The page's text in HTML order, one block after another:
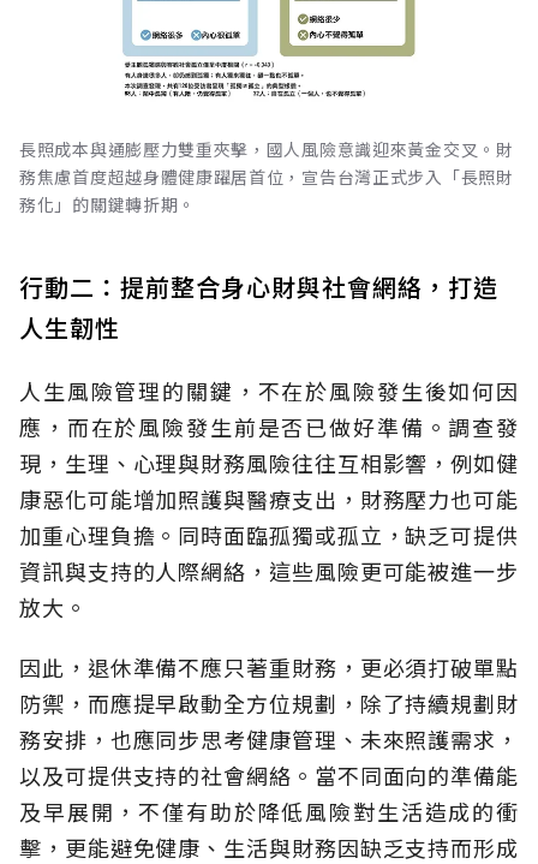
長照成本與通膨壓力雙重夾擊，國人風險意識迎來黃金交叉。財
務焦慮首度超越身體健康躍居首位，宣告台灣正式步入「長照財
務化」的關鍵轉折期。
行動二：提前整合身心財與社會網絡，打造
人生韌性
人生風險管理的關鍵，不在於風險發生後如何因
應，而在於風險發生前是否已做好準備。調查發
現，生理、心理與財務風險往往互相影響，例如健
康惡化可能增加照護與醫療支出，財務壓力也可能
加重心理負擔。同時面臨孤獨或孤立，缺乏可提供
資訊與支持的人際網絡，這些風險更可能被進一步
放大。
因此，退休準備不應只著重財務，更必須打破單點
防禦，而應提早啟動全方位規劃，除了持續規劃財
務安排，也應同步思考健康管理、未來照護需求，
以及可提供支持的社會網絡。當不同面向的準備能
及早展開，不僅有助於降低風險對生活造成的衝
擊，更能避免健康、生活與財務因缺乏支持而形成